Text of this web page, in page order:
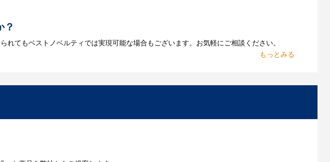
？
てもベストノベルティでは実現可能な場合もございます。お気軽にご相談ください。